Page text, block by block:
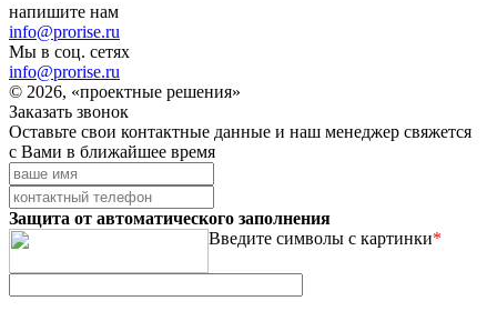
напишите нам
info@prorise.ru
Мы в соц. сетях
info@prorise.ru
© 2026, «проектные решения»
Заказать звонок
Оставьте свои контактные данные и наш менеджер свяжется
с Вами в ближайшее время
Защита от автоматического заполнения
Введите символы с картинки*